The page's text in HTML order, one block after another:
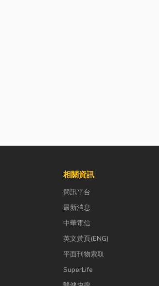
相關資訊
簡訊平台
最新消息
中華電信
英文黃頁(ENG)
平面刊物索取
SuperLife